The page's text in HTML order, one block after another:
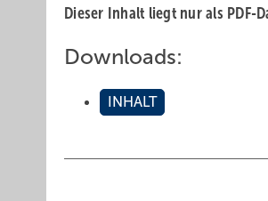
Dieser Inhalt liegt nur als PDF-
Downloads:
INHALT